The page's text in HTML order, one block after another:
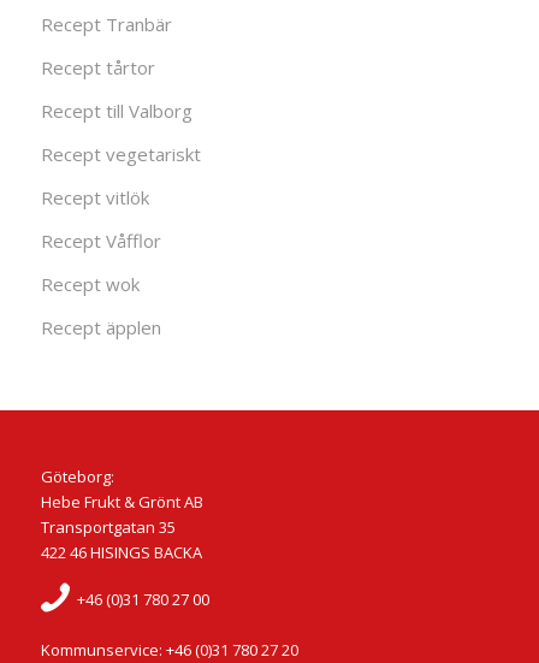
Recept Tranbär
Recept tårtor
Recept till Valborg
Recept vegetariskt
Recept vitlök
Recept Våfflor
Recept wok
Recept äpplen
Göteborg:
Hebe Frukt & Grönt AB
Transportgatan 35
422 46 HISINGS BACKA
+46 (0)31 780 27 00
Kommunservice: +46 (0)31 780 27 20